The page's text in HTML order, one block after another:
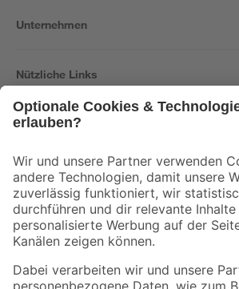
Unternehmen
Nützliche Links
Der toom Newsletter: Keine Angebote und Aktionen
Zur Newsletter Anmeldung
Folge uns